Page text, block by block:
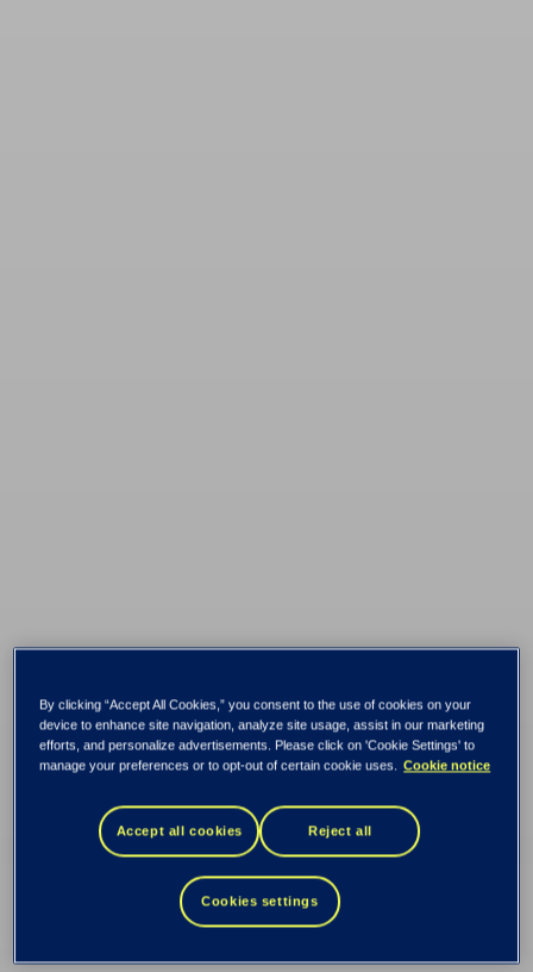
100 000 jobber kan
skapes i norsk
dataøkonomi: Her
By clicking “Accept All Cookies,” you consent to the use of cookies on your
device to enhance site navigation, analyze site usage, assist in our marketing
efforts, and personalize advertisements. Please click on 'Cookie Settings' to
manage your preferences or to opt-out of certain cookie uses. Cookie notice
Accept all cookies Reject all
Cookies settings